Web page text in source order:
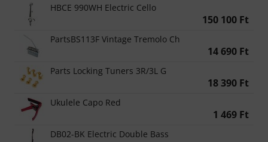
HBCE 990WH Electric Cello
150 100 Ft
PartsBS113F Vintage Tremolo Ch
14 690 Ft
Parts Locking Tuners 3R/3L G
18 390 Ft
Ukulele Capo Red
1 469 Ft
DB02-BK Electric Double Bass